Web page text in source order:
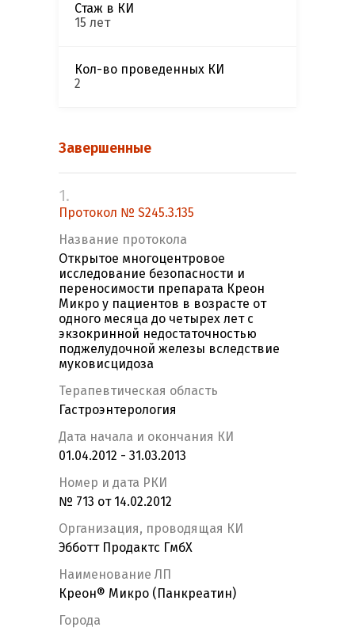
Стаж в КИ
15 лет
Кол-во проведенных КИ
2
Завершенные
1.
Протокол № S245.3.135
Название протокола
Открытое многоцентровое
исследование безопасности и
переносимости препарата Креон
Микро у пациентов в возрасте от
одного месяца до четырех лет с
экзокринной недостаточностью
поджелудочной железы вследствие
муковисцидоза
Терапевтическая область
Гастроэнтерология
Дата начала и окончания КИ
01.04.2012 - 31.03.2013
Номер и дата РКИ
№ 713 от 14.02.2012
Организация, проводящая КИ
Эбботт Продактс ГмбХ
Наименование ЛП
Креон® Микро (Панкреатин)
Города